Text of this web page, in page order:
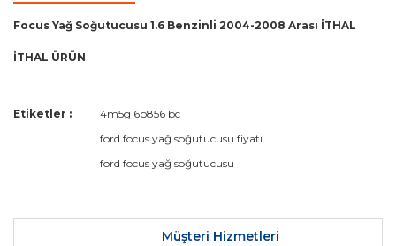
Focus Yağ Soğutucusu 1.6 Benzinli 2004-2008 Arası İTHAL
İTHAL ÜRÜN
Bu ürüne ilk yorumu siz yapın!
Bu ürünün fiyat bilgisi, resim, ürün açıklamalarında ve diğer
kullanarak tarafımıza iletebilirsiniz.
Görüş ve önerileriniz için teşekkür ederiz.
Ürün açıklamasında eksik bilgiler bulunuyor.
Etiketler :
4m5g 6b856 bc
ford focus yağ soğutucusu fiyatı
ford focus yağ soğutucusu
Müşteri Hizmetleri